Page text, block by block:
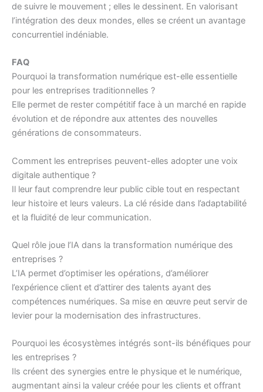
de suivre le mouvement ; elles le dessinent. En valorisant
l’intégration des deux mondes, elles se créent un avantage
concurrentiel indéniable.
FAQ
Pourquoi la transformation numérique est-elle essentielle
pour les entreprises traditionnelles ?
Elle permet de rester compétitif face à un marché en rapide
évolution et de répondre aux attentes des nouvelles
générations de consommateurs.
Comment les entreprises peuvent-elles adopter une voix
digitale authentique ?
Il leur faut comprendre leur public cible tout en respectant
leur histoire et leurs valeurs. La clé réside dans l’adaptabilité
et la fluidité de leur communication.
Quel rôle joue l’IA dans la transformation numérique des
entreprises ?
L’IA permet d’optimiser les opérations, d’améliorer
l’expérience client et d’attirer des talents ayant des
compétences numériques. Sa mise en œuvre peut servir de
levier pour la modernisation des infrastructures.
Pourquoi les écosystèmes intégrés sont-ils bénéfiques pour
les entreprises ?
Ils créent des synergies entre le physique et le numérique,
augmentant ainsi la valeur créée pour les clients et offrant